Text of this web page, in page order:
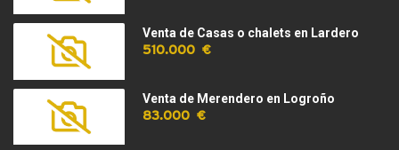
Venta de Casas o chalets en Lardero
510.000 €
Venta de Merendero en Logroño
83.000 €